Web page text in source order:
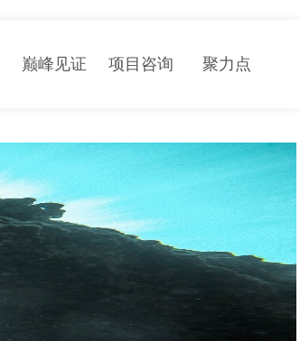
巅峰见证 项目咨询 聚力点